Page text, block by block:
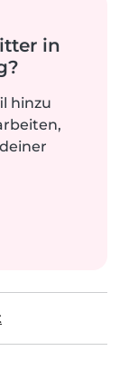
in
hinzu